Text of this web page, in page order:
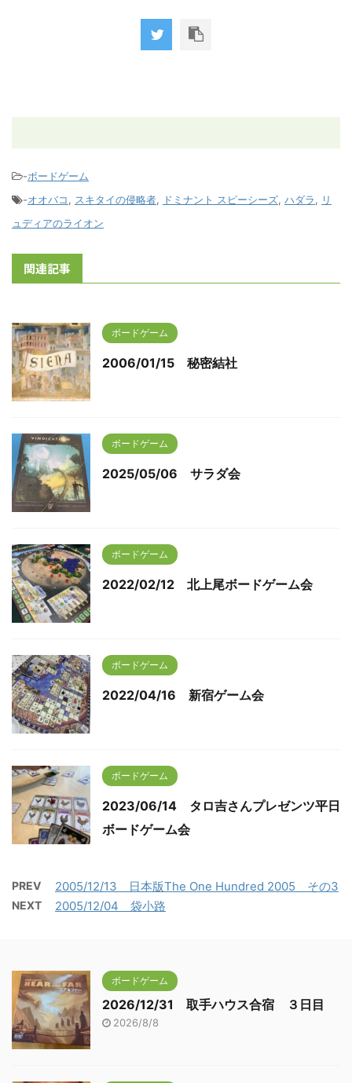
-ボードゲーム
-オオバコ, スキタイの侵略者, ドミナント スピーシーズ, ハダラ, リ
ュディアのライオン
関連記事
ボードゲーム
2006/01/15 秘密結社
ボードゲーム
2025/05/06 サラダ会
ボードゲーム
2022/02/12 北上尾ボードゲーム会
ボードゲーム
2022/04/16 新宿ゲーム会
ボードゲーム
2023/06/14 タロ吉さんプレゼンツ平日
ボードゲーム会
PREV 2005/12/13 日本版The One Hundred 2005 その3
NEXT 2005/12/04 袋小路
ボードゲーム
2026/12/31 取手ハウス合宿 ３日目
2026/8/8